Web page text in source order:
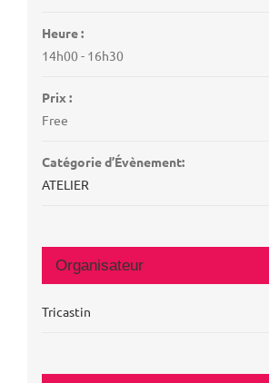
Heure :
14h00 - 16h30
Prix :
Free
Catégorie d’Évènement:
ATELIER
Organisateur
Tricastin